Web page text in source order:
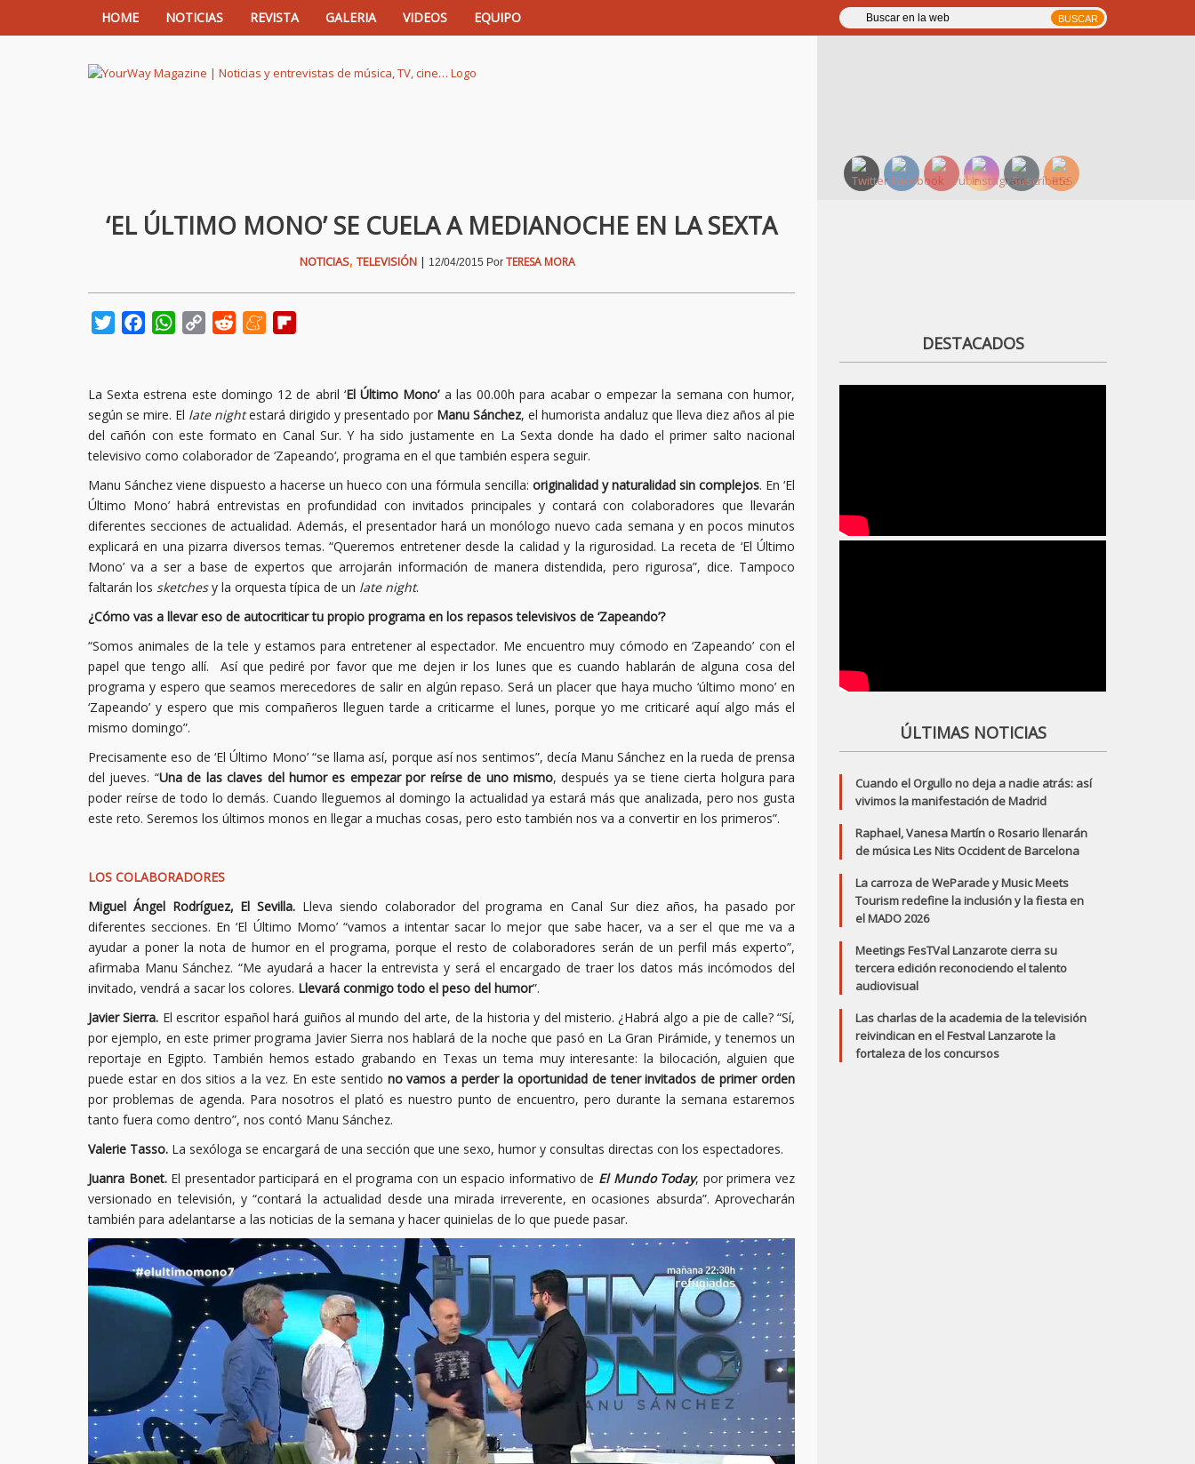
HOME NOTICIAS REVISTA GALERIA VIDEOS EQUIPO
‘EL ÚLTIMO MONO’ SE CUELA A MEDIANOCHE EN LA SEXTA
NOTICIAS, TELEVISIÓN| 12/04/2015 Por TERESA MORA
TwitterFacebookWhatsApp
Copy
Reddit Meneame
La Sexta estrena este domingo 12 de abril ‘El Último Mono’a las 00.00h para acabar o empezar la semana con humor,
según se mire. El late nightestará dirigido y presentado por Manu Sánchez, el humorista andaluz que lleva diez años al pie
del cañón con este formato en Canal Sur. Y ha sido justamente en La Sexta donde ha dado el primer salto nacional
televisivo como colaborador de ‘Zapeando‘, programa en el que también espera seguir.
Manu Sánchez viene dispuesto a hacerse un hueco con una fórmula sencilla: originalidad y naturalidad sin complejos. En ‘El
Último Mono’ habrá entrevistas en profundidad con invitados principales y contará con colaboradores que llevarán
diferentes secciones de actualidad. Además, el presentador hará un monólogo nuevo cada semana y en pocos minutos
explicará en una pizarra diversos temas. “Queremos entretener desde la calidad y la rigurosidad. La receta de ‘El Último
Mono’ va a ser a base de expertos que arrojarán información de manera distendida, pero rigurosa”, dice. Tampoco
faltarán los sketchesy la orquesta típica de un late night.
¿Cómo vas a llevar eso de autocriticar tu propio programa en los repasos televisivos de ‘Zapeando’?
“Somos animales de la tele y estamos para entretener al espectador. Me encuentro muy cómodo en ‘Zapeando’ con el
papel que tengo allí. Así que pediré por favor que me dejen ir los lunes que es cuando hablarán de alguna cosa del
programa y espero que seamos merecedores de salir en algún repaso. Será un placer que haya mucho ‘último mono’ en
‘Zapeando’ y espero que mis compañeros lleguen tarde a criticarme el lunes, porque yo me criticaré aquí algo más el
mismo domingo”.
Precisamente eso de ‘El Último Mono’ “se llama así, porque así nos sentimos”, decía Manu Sánchez en la rueda de prensa
del jueves. “Una de las claves del humor es empezar por reírse de uno mismo, después ya se tiene cierta holgura para
poder reírse de todo lo demás. Cuando lleguemos al domingo la actualidad ya estará más que analizada, pero nos gusta
este reto. Seremos los últimos monos en llegar a muchas cosas, pero esto también nos va a convertir en los primeros”.
LOS COLABORADORES
Miguel Ángel Rodríguez, El Sevilla. Lleva siendo colaborador del programa en Canal Sur diez años, ha pasado por
diferentes secciones. En ‘El Último Momo’ “vamos a intentar sacar lo mejor que sabe hacer, va a ser el que me va a
ayudar a poner la nota de humor en el programa, porque el resto de colaboradores serán de un perfil más experto”,
afirmaba Manu Sánchez. “Me ayudará a hacer la entrevista y será el encargado de traer los datos más incómodos del
invitado, vendrá a sacar los colores. Llevará conmigo todo el peso del humor”.
Javier Sierra. El escritor español hará guiños al mundo del arte, de la historia y del misterio. ¿Habrá algo a pie de calle? “Sí,
por ejemplo, en este primer programa Javier Sierra nos hablará de la noche que pasó en La Gran Pirámide, y tenemos un
reportaje en Egipto. También hemos estado grabando en Texas un tema muy interesante: la bilocación, alguien que
puede estar en dos sitios a la vez. En este sentido no vamos a perder la oportunidad de tener invitados de primer orden
por problemas de agenda. Para nosotros el plató es nuestro punto de encuentro, pero durante la semana estaremos
tanto fuera como dentro”, nos contó Manu Sánchez.
Valerie Tasso. La sexóloga se encargará de una sección que une sexo, humor y consultas directas con los espectadores.
Juanra Bonet. El presentador participará en el programa con un espacio informativo de El Mundo Today, por primera vez
versionado en televisión, y “contará la actualidad desde una mirada irreverente, en ocasiones absurda”. Aprovecharán
también para adelantarse a las noticias de la semana y hacer quinielas de lo que puede pasar.
DESTACADOS
ÚLTIMAS NOTICIAS
Cuando el Orgullo no deja a nadie atrás: así
vivimos la manifestación de Madrid
Raphael, Vanesa Martín o Rosario llenarán
de música Les Nits Occident de Barcelona
La carroza de WeParade y Music Meets
Tourism redefine la inclusión y la fiesta en
el MADO 2026
Meetings FesTVal Lanzarote cierra su
tercera edición reconociendo el talento
audiovisual
Las charlas de la academia de la televisión
reivindican en el Festval Lanzarote la
fortaleza de los concursos